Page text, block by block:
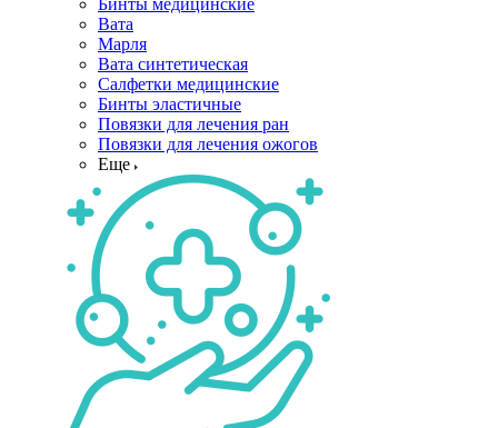
Бинты медицинские
Вата
Марля
Вата синтетическая
Салфетки медицинские
Бинты эластичные
Повязки для лечения ран
Повязки для лечения ожогов
Еще